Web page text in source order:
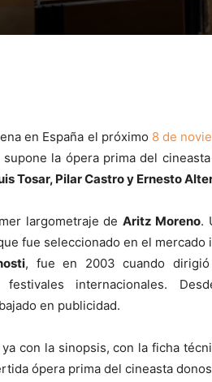
en España el próximo 8 de
supone la ópera prima del cineasta
Tosar, Pilar Castro y Ernesto
largometraje de Aritz Moreno.
fue seleccionado en el mercado
, fue en 2003 cuando
internacionales.
en publicidad.
con la sinopsis, con la ficha
ópera prima del cineasta